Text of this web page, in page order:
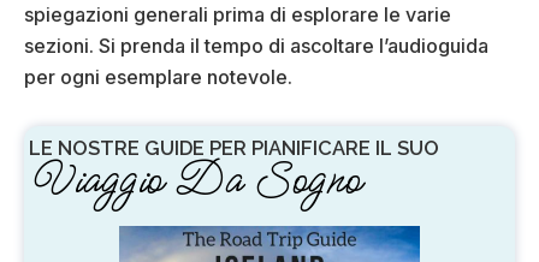
spiegazioni generali prima di esplorare le varie
sezioni. Si prenda il tempo di ascoltare l’audioguida
per ogni esemplare notevole.
LE NOSTRE GUIDE PER PIANIFICARE IL SUO
Viaggio Da Sogno